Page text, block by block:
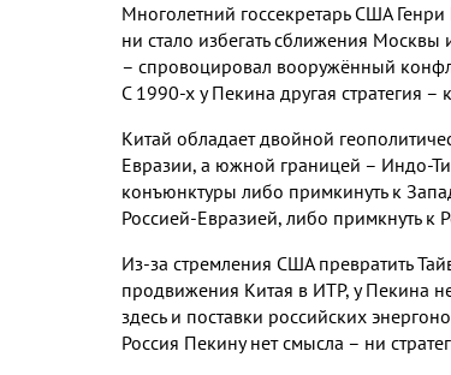
Многолетний госсекретарь США
ни стало избегать сближения
– спровоцировал вооружённый
С 1990-х у Пекина другая стратегия
Китай обладает двойной
Евразии, а южной границей – Индо-
конъюнктуры либо примкинуть к
Россией-Евразией, либо примкнуть к
Из-за стремления США превратить
продвижения Китая в ИТР, у Пекина
здесь и поставки российских
Россия Пекину нет смысла – ни